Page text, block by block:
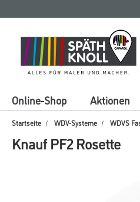
springen
springen
Online-Shop Aktionen
Startseite WDV-Systeme WDVS
Knauf PF2 Rosette